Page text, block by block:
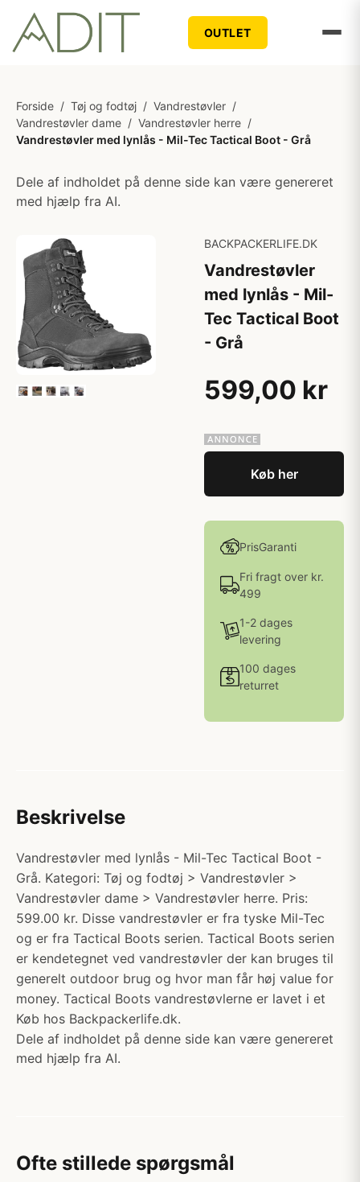
OUTLET
Forside / Tøj og fodtøj / Vandrestøvler /
Vandrestøvler dame / Vandrestøvler herre /
Vandrestøvler med lynlås - Mil-Tec Tactical Boot - Grå
Dele af indholdet på denne side kan være genereret
med hjælp fra AI.
BACKPACKERLIFE.DK
Vandrestøvler
med lynlås - Mil-
Tec Tactical Boot
- Grå
599,00 kr
Køb her
PrisGaranti
Fri fragt over kr.
499
1-2 dages
levering
100 dages
returret
Beskrivelse
Vandrestøvler med lynlås - Mil-Tec Tactical Boot -
Grå. Kategori: Tøj og fodtøj > Vandrestøvler >
Vandrestøvler dame > Vandrestøvler herre. Pris:
599.00 kr. Disse vandrestøvler er fra tyske Mil-Tec
og er fra Tactical Boots serien. Tactical Boots serien
er kendetegnet ved vandrestøvler der kan bruges til
generelt outdoor brug og hvor man får høj value for
money. Tactical Boots vandrestøvlerne er lavet i et
Køb hos Backpackerlife.dk.
Dele af indholdet på denne side kan være genereret
med hjælp fra AI.
Ofte stillede spørgsmål